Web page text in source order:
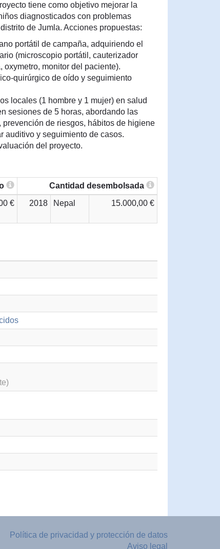
tiene como objetivo mejorar la
diagnosticados con problemas
de Jumla. Acciones propuestas:
portátil de campaña, adquiriendo el
(microscopio portátil, cauterizador
oxymetro, monitor del paciente).
quirúrgico de oído y seguimiento
locales (1 hombre y 1 mujer) en salud
sesiones de 5 horas, abordando las
de riesgos, hábitos de higiene
auditivo y seguimiento de casos.
del proyecto.
Cantidad desembolsada
€ 2018 Nepal 15.000,00 €
Política de privacidad y protección de datos
Aviso legal